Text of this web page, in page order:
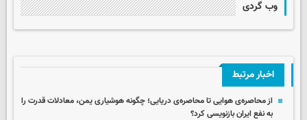
وب گردی
اخبار مرتبط
از محاصره‌ی هوایی تا محاصره‌ی دریایی؛ چگونه هوشیاری یمن، معادلات قدرت را
به نفع ایران بازنویسی کرد؟